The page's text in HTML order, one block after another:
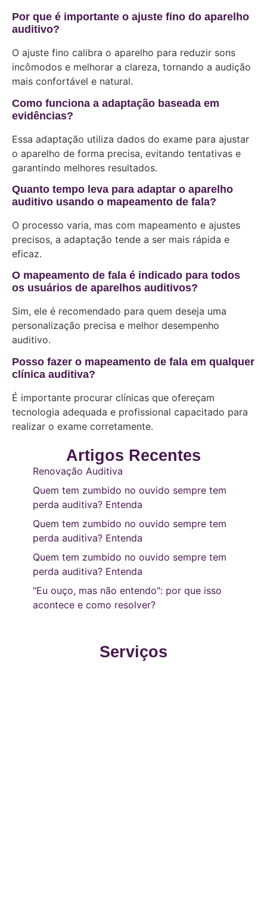
Por que é importante o ajuste fino do aparelho
auditivo?
O ajuste fino calibra o aparelho para reduzir sons
incômodos e melhorar a clareza, tornando a audição
mais confortável e natural.
Como funciona a adaptação baseada em
evidências?
Essa adaptação utiliza dados do exame para ajustar
o aparelho de forma precisa, evitando tentativas e
garantindo melhores resultados.
Quanto tempo leva para adaptar o aparelho
auditivo usando o mapeamento de fala?
O processo varia, mas com mapeamento e ajustes
precisos, a adaptação tende a ser mais rápida e
eficaz.
O mapeamento de fala é indicado para todos
os usuários de aparelhos auditivos?
Sim, ele é recomendado para quem deseja uma
personalização precisa e melhor desempenho
auditivo.
Posso fazer o mapeamento de fala em qualquer
clínica auditiva?
É importante procurar clínicas que ofereçam
tecnologia adequada e profissional capacitado para
realizar o exame corretamente.
Artigos Recentes
Renovação Auditiva
Quem tem zumbido no ouvido sempre tem
perda auditiva? Entenda
Quem tem zumbido no ouvido sempre tem
perda auditiva? Entenda
Quem tem zumbido no ouvido sempre tem
perda auditiva? Entenda
"Eu ouço, mas não entendo": por que isso
acontece e como resolver?
Serviços